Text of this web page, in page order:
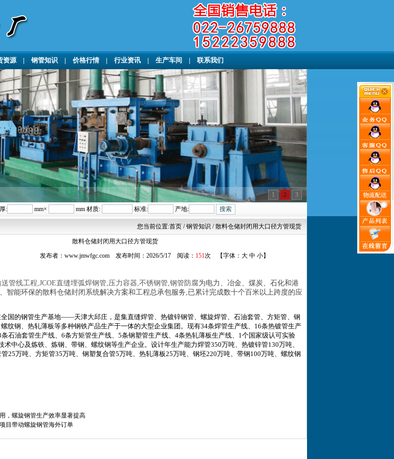
资源| 钢管知识| 价格行情| 行业资讯| 生产车间 | 联系我们
1 2
3
: mm× mm 材质: 标准: 产地:
您当前位置:首页 / 钢管知识 / 散料仓储封闭用大口径方管现货
散料仓储封闭用大口径方管现货
发布者：www.jmwfgc.com 发布时间：2026/5/17 阅读： 151次 【字体： 大 中 小】
管线工程,JCOE直缝埋弧焊钢管,压力容器,不锈钢管,钢管防腐为电力、冶金、煤炭、石化和港
智能环保的散料仓储封闭系统解决方案和工程总承包服务,已累计完成数十个百米以上跨度的应
国的钢管生产基地——天津大邱庄，是集直缝焊管、热镀锌钢管、螺旋焊管、石油套管、方矩管、钢
纹钢、热轧薄板等多种钢铁产品生产于一体的大型企业集团。现有34条焊管生产线、16条热镀管生产
石油套管生产线、6条方矩管生产线、5条钢塑管生产线、4条热轧薄板生产线、1个国家级认可实验
术中心及炼铁、炼钢、带钢、螺纹钢等生产企业。设计年生产能力焊管350万吨、热镀锌管130万吨、
25万吨、方矩管35万吨、钢塑复合管5万吨、热轧薄板25万吨、钢坯220万吨、带钢100万吨、螺纹钢
，螺旋钢管生产效率显著提高
目带动螺旋钢管海外订单